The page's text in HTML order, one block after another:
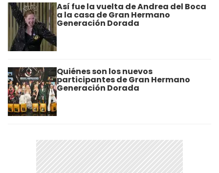
Así fue la vuelta de Andrea del Boca
a la casa de Gran Hermano
Generación Dorada
Quiénes son los nuevos
participantes de Gran Hermano
Generación Dorada